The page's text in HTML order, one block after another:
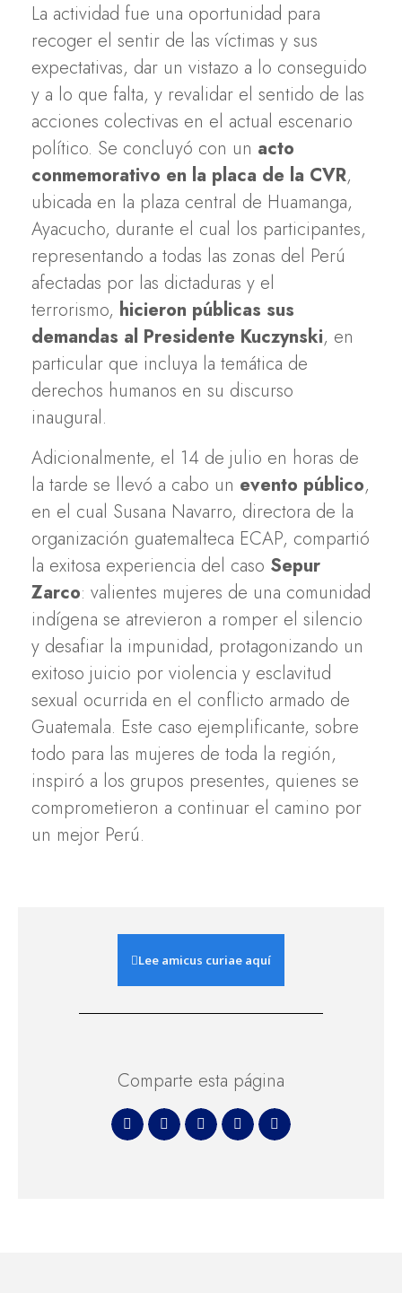
La actividad fue una oportunidad para
recoger el sentir de las víctimas y sus
expectativas, dar un vistazo a lo conseguido
y a lo que falta, y revalidar el sentido de las
acciones colectivas en el actual escenario
político. Se concluyó con un acto
conmemorativo en la placa de la CVR,
ubicada en la plaza central de Huamanga,
Ayacucho, durante el cual los participantes,
representando a todas las zonas del Perú
afectadas por las dictaduras y el
terrorismo, hicieron públicas sus
demandas al Presidente Kuczynski, en
particular que incluya la temática de
derechos humanos en su discurso
inaugural.
Adicionalmente, el 14 de julio en horas de
la tarde se llevó a cabo un evento público,
en el cual Susana Navarro, directora de la
organización guatemalteca ECAP, compartió
la exitosa experiencia del caso Sepur
Zarco: valientes mujeres de una comunidad
indígena se atrevieron a romper el silencio
y desafiar la impunidad, protagonizando un
exitoso juicio por violencia y esclavitud
sexual ocurrida en el conflicto armado de
Guatemala. Este caso ejemplificante, sobre
todo para las mujeres de toda la región,
inspiró a los grupos presentes, quienes se
comprometieron a continuar el camino por
un mejor Perú.
Lee amicus curiae aquí
Comparte esta página